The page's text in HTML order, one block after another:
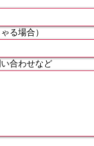
る場合）
合わせなど